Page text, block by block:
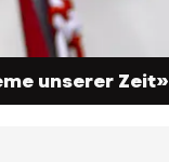
unserer Zeit»